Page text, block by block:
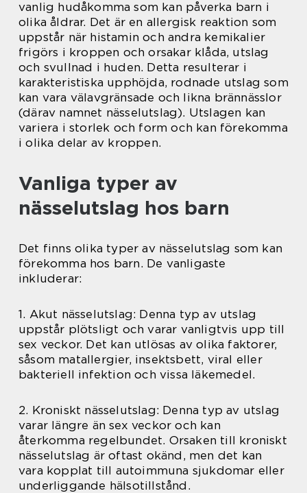
vanlig hudåkomma som kan påverka barn i
olika åldrar. Det är en allergisk reaktion som
uppstår när histamin och andra kemikalier
frigörs i kroppen och orsakar klåda, utslag
och svullnad i huden. Detta resulterar i
karakteristiska upphöjda, rodnade utslag som
kan vara välavgränsade och likna brännässlor
(därav namnet nässelutslag). Utslagen kan
variera i storlek och form och kan förekomma
i olika delar av kroppen.
Vanliga typer av
nässelutslag hos barn
Det finns olika typer av nässelutslag som kan
förekomma hos barn. De vanligaste
inkluderar:
1. Akut nässelutslag: Denna typ av utslag
uppstår plötsligt och varar vanligtvis upp till
sex veckor. Det kan utlösas av olika faktorer,
såsom matallergier, insektsbett, viral eller
bakteriell infektion och vissa läkemedel.
2. Kroniskt nässelutslag: Denna typ av utslag
varar längre än sex veckor och kan
återkomma regelbundet. Orsaken till kroniskt
nässelutslag är oftast okänd, men det kan
vara kopplat till autoimmuna sjukdomar eller
underliggande hälsotillstånd.